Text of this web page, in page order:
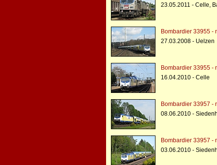
23.05.2011 - Celle,
Bombardier 33955 -
27.03.2008 - Uelzen
Bombardier 33955 -
16.04.2010 - Celle
Bombardier 33957 -
08.06.2010 -
Bombardier 33957 -
03.06.2010 -